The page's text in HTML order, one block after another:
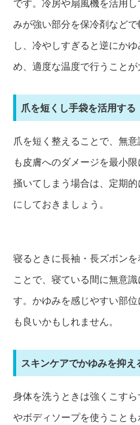
です。冷房や扇風機を活用
みが強い部分を保冷剤など
し、冷やしすぎると逆にか
め、適度な温度で行うことが
爪を短くし手袋を活用する
爪を短く整えることで、無
も皮膚へのダメージを最小
掻いてしまう場合は、定期
にしておきましょう。
寝るときに長袖・長ズボン
ことで、寝ている間に無意
す。かゆみを感じやすい部
も良いかもしれません。
スキンケアでかゆみを抑え
身体を洗うときは強くこす
やボディソープを使うこと